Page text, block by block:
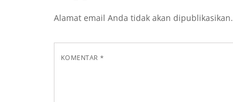
Alamat email Anda tidak akan dipublikasikan.
KOMENTAR*